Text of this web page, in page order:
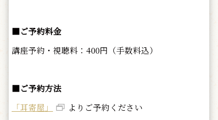
■ご予約料金
講座予約・視聴料：400円（手数料込）
■ご予約方法
「耳寄屋」
よりご予約ください